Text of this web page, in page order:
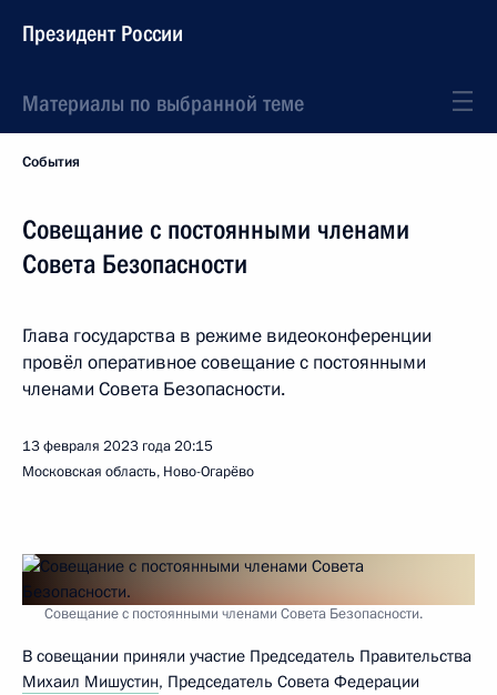
Президент России
Материалы по выбранной теме
События
Совещание с постоянными членами
Совета Безопасности
Глава государства в режиме видеоконференции
провёл оперативное совещание с постоянными
членами Совета Безопасности.
13 февраля 2023 года20:15
Московская область, Ново-Огарёво
Совещание с постоянными членами Совета Безопасности.
В совещании приняли участие Председатель Правительства
Михаил Мишустин, Председатель Совета Федерации